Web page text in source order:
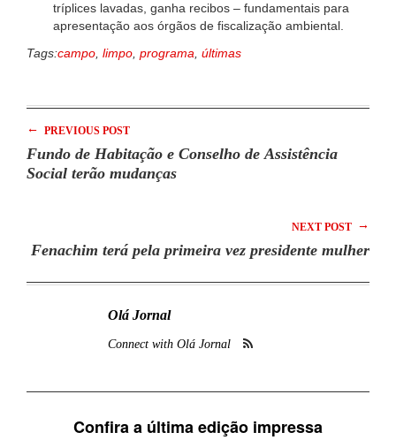
tríplices lavadas, ganha recibos – fundamentais para
apresentação aos órgãos de fiscalização ambiental.
Tags:campo, limpo, programa, últimas
← PREVIOUS POST
Fundo de Habitação e Conselho de Assistência
Social terão mudanças
NEXT POST →
Fenachim terá pela primeira vez presidente mulher
Olá Jornal
Connect with Olá Jornal
Confira a última edição impressa